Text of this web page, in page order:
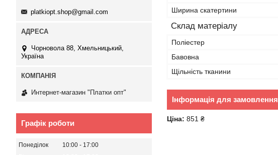
Ширина скатертини
Склад матеріалу
Поліестер
Бавовна
Щільність тканини
Інформація для замовлення
Ціна: 851 ₴
platkiopt.shop@gmail.com
Чорновола 88, Хмельницький,
Україна
Интернет-магазин "Платки опт"
Графік роботи
Понеділок 10:00
17:00